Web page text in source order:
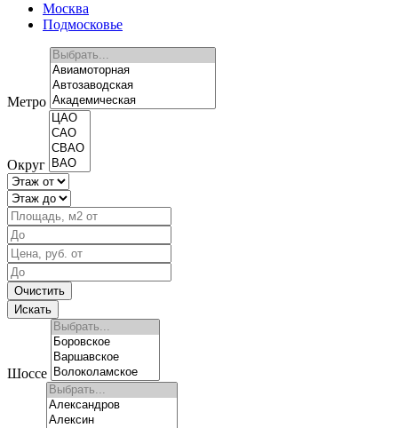
Москва
Подмосковье
Метро
Округ
Шоссе